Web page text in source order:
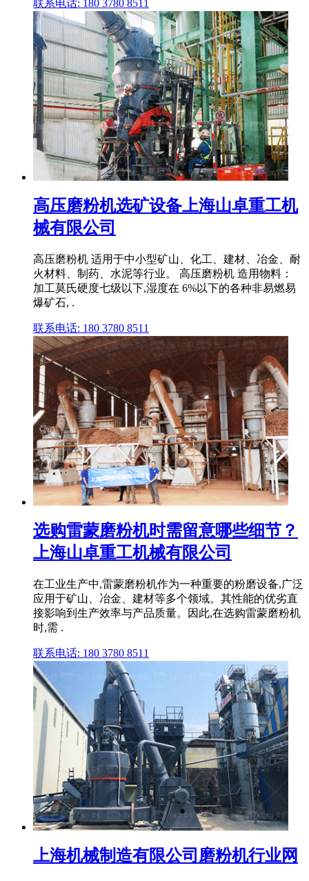
联系电话: 180 3780 8511
高压磨粉机选矿设备上海山卓重工机
械有限公司
高压磨粉机 适用于中小型矿山、化工、建材、冶金、耐
火材料、制药、水泥等行业。 高压磨粉机 造用物料：
加工莫氏硬度七级以下,湿度在 6%以下的各种非易燃易
爆矿石, .
联系电话: 180 3780 8511
选购雷蒙磨粉机时需留意哪些细节？
上海山卓重工机械有限公司
在工业生产中,雷蒙磨粉机作为一种重要的粉磨设备,广泛
应用于矿山、冶金、建材等多个领域。其性能的优劣直
接影响到生产效率与产品质量。因此,在选购雷蒙磨粉机
时,需 .
联系电话: 180 3780 8511
上海机械制造有限公司磨粉机行业网